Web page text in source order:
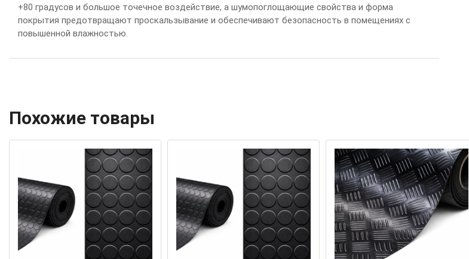
+80 градусов и большое точечное воздействие, а шумопоглощающие свойства и форма
покрытия предотвращают проскальзывание и обеспечивают безопасность в помещениях с
повышенной влажностью.
Похожие товары